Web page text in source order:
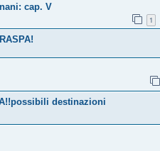
cap. V
1
destinazioni